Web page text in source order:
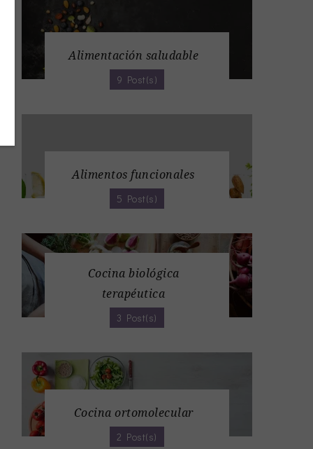
Alimentación saludable
9 Post(s)
Alimentos funcionales
5 Post(s)
Cocina biológica
terapéutica
3 Post(s)
Cocina ortomolecular
2 Post(s)